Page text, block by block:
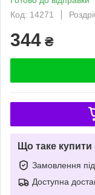
Код: 14271
344 ₴
Що таке
Замовлення
Доступна